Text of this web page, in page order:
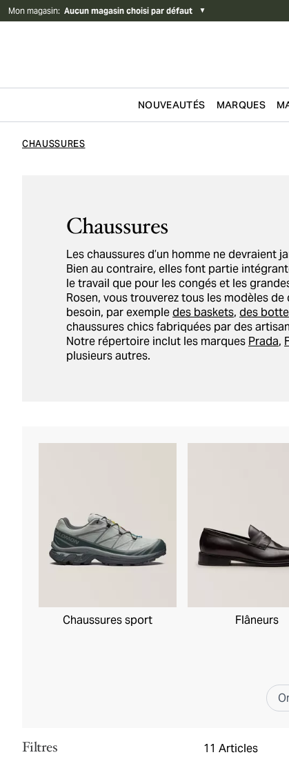
Mon magasin: Aucun magasin choisi par défaut ▼
NOUVEAUTÉS MARQUES
CHAUSSURES
Chaussures
Les chaussures d’un homme ne devraient
Bien au contraire, elles font partie
le travail que pour les congés et les
Rosen, vous trouverez tous les modèles
besoin, par exempledes baskets, des
chaussures chics fabriquées par des
Notre répertoire inclut les marques Prada,
plusieurs autres.
Chaussures sport Flâneurs
11 Articles
Filtres